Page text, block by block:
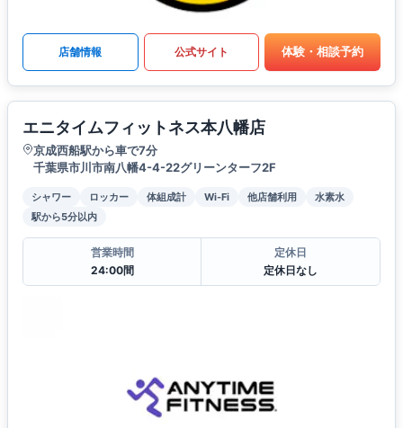
店舗情報 公式サイト 体験・相談予約
エニタイムフィットネス本八幡店
京成西船駅から車で7分
千葉県市川市南八幡4-4-22グリーンターフ2F
シャワー ロッカー 体組成計 Wi-Fi 他店舗利用
水素水
駅から5分以内
営業時間
24:00間
定休日
定休日なし